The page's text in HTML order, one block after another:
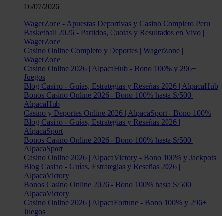
16/07/2026
WagerZone - Apuestas Deportivas y Casino Completo Peru
Basketball 2026 - Partidos, Cuotas y Resultados en Vivo |
WagerZone
Casino Online Completo y Deportes | WagerZone |
WagerZone
Casino Online 2026 | AlpacaHub - Bono 100% y 296+
Juegos
Blog Casino - Guías, Estrategias y Reseñas 2026 | AlpacaHub
Bonos Casino Online 2026 - Bono 100% hasta S/500 |
AlpacaHub
Casino y Deportes Online 2026 | AlpacaSport - Bono 100%
Blog Casino - Guías, Estrategias y Reseñas 2026 |
AlpacaSport
Bonos Casino Online 2026 - Bono 100% hasta S/500 |
AlpacaSport
Casino Online 2026 | AlpacaVictory - Bono 100% y Jackpots
Blog Casino - Guías, Estrategias y Reseñas 2026 |
AlpacaVictory
Bonos Casino Online 2026 - Bono 100% hasta S/500 |
AlpacaVictory
Casino Online 2026 | AlpacaFortune - Bono 100% y 296+
Juegos